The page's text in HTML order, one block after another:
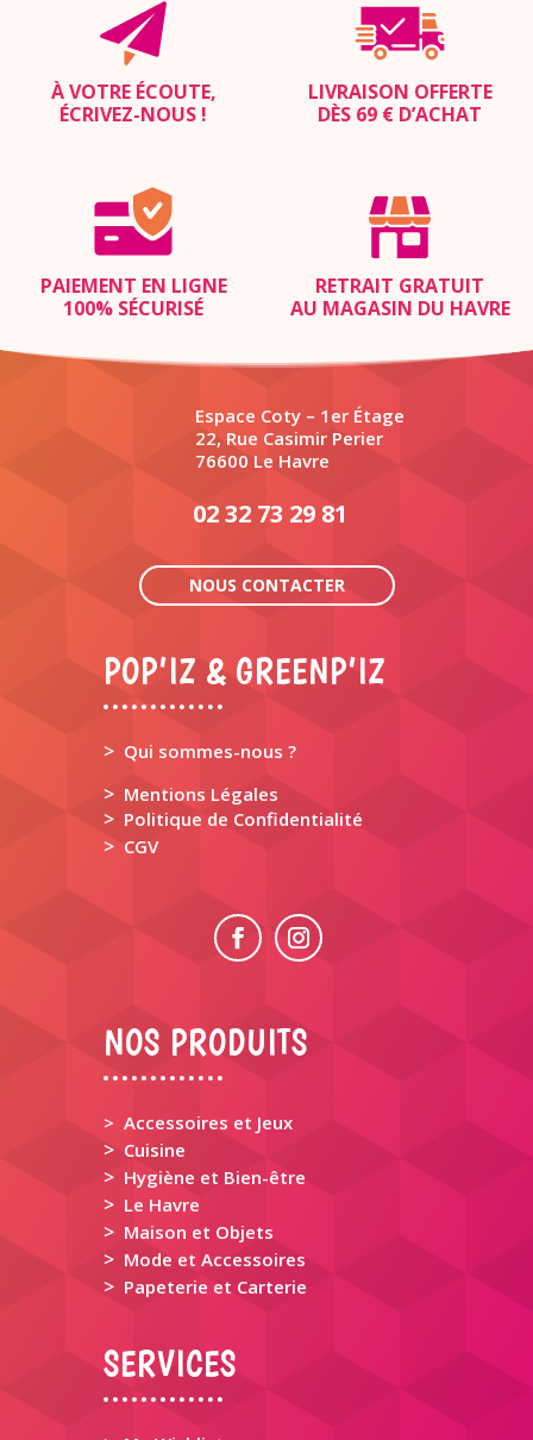
À VOTRE ÉCOUTE,
ÉCRIVEZ-NOUS !
LIVRAISON OFFERTE
DÈS 69 € D’ACHAT
PAIEMENT EN LIGNE
100% SÉCURISÉ
RETRAIT GRATUIT
AU MAGASIN DU HAVRE
Espace Coty – 1er Étage
22, Rue Casimir Perier
76600 Le Havre
02 32 73 29 81
NOUS CONTACTER
POP’IZ & GREENP’IZ
> Qui sommes-nous ?
> Mentions Légales
> Politique de Confidentialité
> CGV
NOS PRODUITS
> Accessoires et Jeux
> Cuisine
> Hygiène et Bien-être
> Le Havre
> Maison et Objets
> Mode et Accessoires
> Papeterie et Carterie
SERVICES